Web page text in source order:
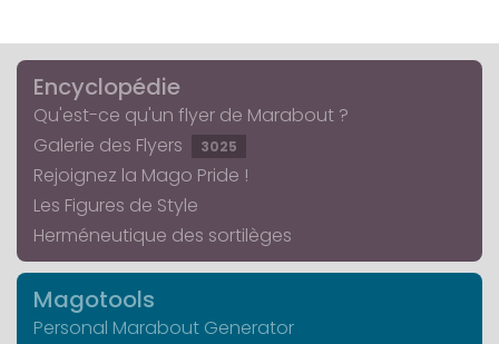
Encyclopédie
Qu'est-ce qu'un flyer de Marabout ?
Galerie des Flyers
3025
Rejoignez la Mago Pride !
Les Figures de Style
Herméneutique des sortilèges
Magotools
Personal Marabout Generator